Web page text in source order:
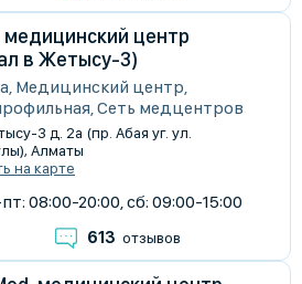
медицинский центр
в Жетысу-3)
Медицинский центр,
Сеть медцентров
3 д. 2а (пр. Абая уг. ул.
Алматы
на карте
08:00-20:00, сб: 09:00-15:00
613 отзывов